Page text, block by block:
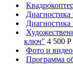
ключ" 4 500 P
Фото и
Программа